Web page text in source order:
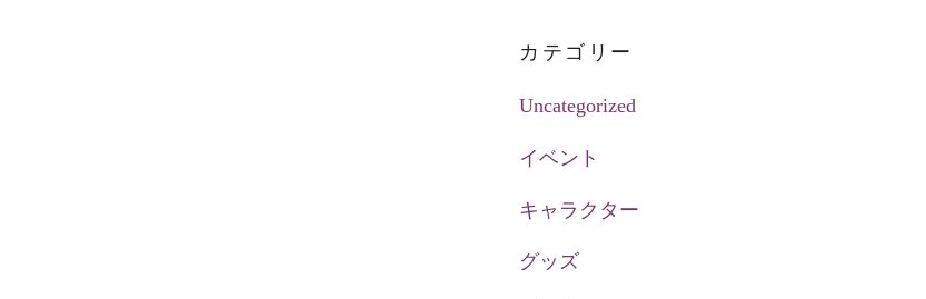
カテゴリー
Uncategorized
イベント
キャラクター
グッズ